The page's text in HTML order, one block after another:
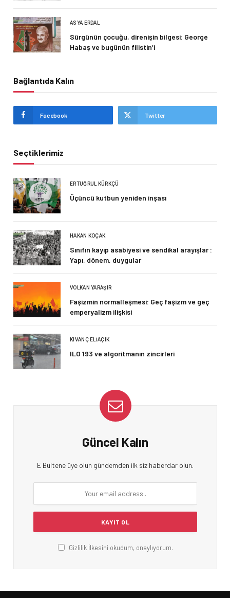
ASYA ERDAL
Sürgünün çocuğu, direnişin bilgesi: George
Habaş ve bugünün filistin’i
Bağlantıda Kalın
Facebook Twitter
Seçtiklerimiz
ERTUĞRUL KÜRKÇÜ
Üçüncü kutbun yeniden inşası
HAKAN KOÇAK
Sınıfın kayıp asabiyesi ve sendikal arayışlar :
Yapı, dönem, duygular
VOLKAN YARAŞIR
Faşizmin normalleşmesi: Geç faşizm ve geç
emperyalizm ilişkisi
KIVANÇ ELIAÇIK
ILO 193 ve algoritmanın zincirleri
Güncel Kalın
E Bültene üye olun gündemden ilk siz haberdar olun.
Gizlilik İlkesini okudum, onaylıyorum.